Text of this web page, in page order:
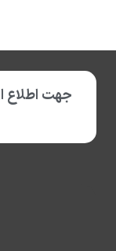
جهت اطلاع